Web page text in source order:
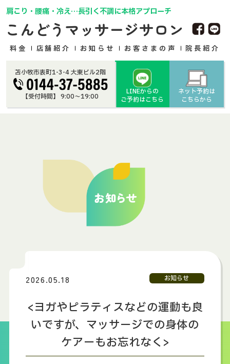
肩こり・腰痛・冷え…長引く不調に本格アプローチ
こんどうマッサージサロン
料金 店舗紹介 お知らせ お客さまの声 院長紹介
苫小牧市表町1-3-4 大東ビル2階
【受付時間】 9:00〜19:00
LINEからの
ご予約はこちら
ネット予約は
こちらから
2026.05.18 お知らせ
<ヨガやピラティスなどの運動も良
いですが、マッサージでの身体の
ケアーもお忘れなく>